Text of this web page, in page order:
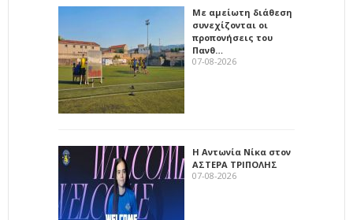
Με αμείωτη διάθεση
συνεχίζονται οι
προπονήσεις του
Πανθ…
07-08-2026
Η Αντωνία Νίκα στον
ΑΣΤΕΡΑ ΤΡΙΠΟΛΗΣ
07-08-2026